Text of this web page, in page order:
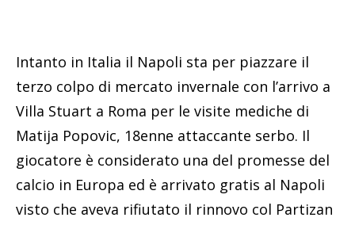
Intanto in Italia il Napoli sta per piazzare il
terzo colpo di mercato invernale con l’arrivo a
Villa Stuart a Roma per le visite mediche di
Matija Popovic, 18enne attaccante serbo. Il
giocatore è considerato una del promesse del
calcio in Europa ed è arrivato gratis al Napoli
visto che aveva rifiutato il rinnovo col Partizan